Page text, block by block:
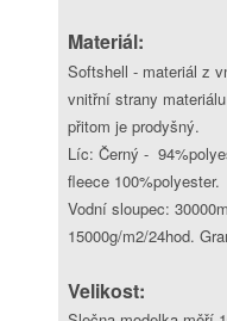
Materiál:
Softshell - materiál z
vnitřní strany
přitom je prodyšný.
Líc: Černý -
fleece 100%polyester.
Vodní sloupec:
15000g/m2/24hod.
Velikost: